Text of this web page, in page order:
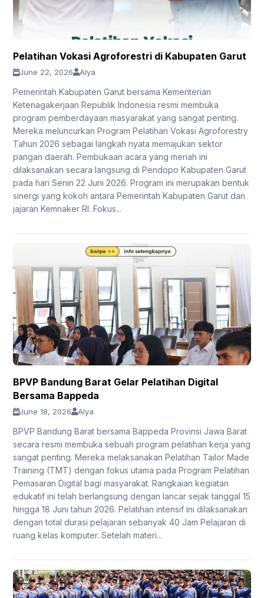
Pelatihan Vokasi Agroforestri di Kabupaten Garut
June 22, 2026 Alya
Pemerintah Kabupaten Garut bersama Kementerian
Ketenagakerjaan Republik Indonesia resmi membuka
program pemberdayaan masyarakat yang sangat penting.
Mereka meluncurkan Program Pelatihan Vokasi Agroforestry
Tahun 2026 sebagai langkah nyata memajukan sektor
pangan daerah. Pembukaan acara yang meriah ini
dilaksanakan secara langsung di Pendopo Kabupaten Garut
pada hari Senin 22 Juni 2026. Program ini merupakan bentuk
sinergi yang kokoh antara Pemerintah Kabupaten Garut dan
jajaran Kemnaker RI. Fokus...
BPVP Bandung Barat Gelar Pelatihan Digital
Bersama Bappeda
June 18, 2026 Alya
BPVP Bandung Barat bersama Bappeda Provinsi Jawa Barat
secara resmi membuka sebuah program pelatihan kerja yang
sangat penting. Mereka melaksanakan Pelatihan Tailor Made
Training (TMT) dengan fokus utama pada Program Pelatihan
Pemasaran Digital bagi masyarakat. Rangkaian kegiatan
edukatif ini telah berlangsung dengan lancar sejak tanggal 15
hingga 18 Juni tahun 2026. Pelatihan intensif ini dilaksanakan
dengan total durasi pelajaran sebanyak 40 Jam Pelajaran di
ruang kelas komputer. Setelah materi...